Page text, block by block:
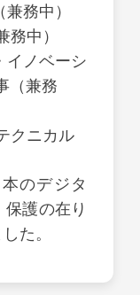
務中）
中）
イノベーシ
（兼務
クニカル
のデジタ
護の在り
た。